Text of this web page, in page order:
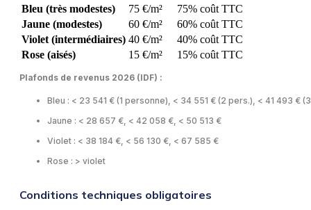
Bleu (très modestes)
75 €/m²
75% coût TTC
Jaune (modestes)
60 €/m²
60% coût TTC
Violet (intermédiaires) 40 €/m²
40% coût TTC
Rose (aisés)
15 €/m² 15% coût TTC
Plafonds de revenus 2026 (IDF) :
Bleu : < 23 541 € (1 personne), < 34 551 € (2 pers.), < 41 493 €
Jaune : < 28 657 €, < 42 058 €, < 50 513 €
Violet : < 38 184 €, < 56 130 €, < 67 585 €
Rose : > violet
Conditions techniques obligatoires